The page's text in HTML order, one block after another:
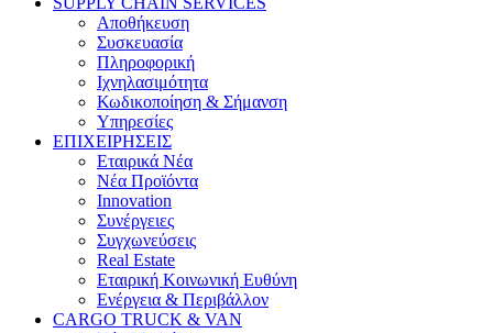
Αποθήκευση
Συσκευασία
Πληροφορική
Ιχνηλασιμότητα
Κωδικοποίηση & Σήμανση
Υπηρεσίες
ΕΠΙΧΕΙΡΗΣΕΙΣ
Εταιρικά Νέα
Νέα Προϊόντα
Innovation
Συνέργειες
Συγχωνεύσεις
Real Estate
Εταιρική Κοινωνική Ευθύνη
Ενέργεια & Περιβάλλον
CARGO TRUCK & VAN